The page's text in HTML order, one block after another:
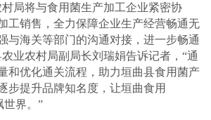
将与食用菌生产加工企业紧密协
工销售，全力保障企业生产经营畅通无
与海关等部门的沟通对接，进一步畅通
业农村局副局长刘瑞娟告诉记者，“通
和优化通关流程，助力垣曲县食用菌产
步提升品牌知名度，让垣曲食用
世界。”